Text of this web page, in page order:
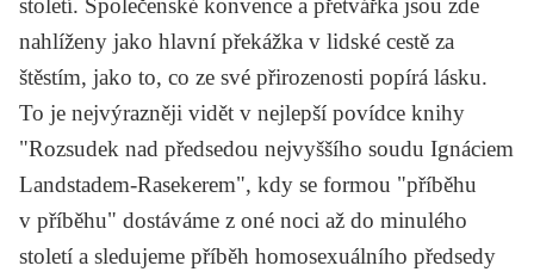
nahlíženy jako hlavní překážka v lidské cestě za
štěstím, jako to, co ze své přirozenosti popírá lásku.
To je nejvýrazněji vidět v nejlepší povídce knihy
"Rozsudek nad předsedou nejvyššího soudu Ignáciem
Landstadem-Rasekerem", kdy se formou "příběhu
v příběhu" dostáváme z oné noci až do minulého
století a sledujeme příběh homosexuálního předsedy